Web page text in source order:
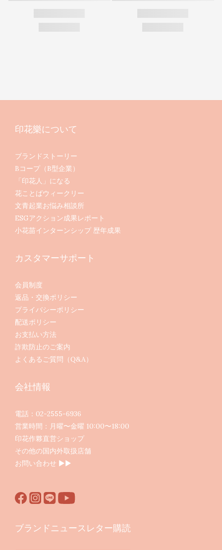
印花樂について
ブランドストーリー
Bコープ（B型企業）
「印花人」になる
花ことばウィークリー
文青起業お悩み相談所
ESGアクション成果レポート
小花苗インターンシップ 歴年成果
カスタマーサポート
会員制度
返品・交換ポリシー
プライバシーポリシー
配送ポリシー
お支払い方法
詐欺防止のご案内
よくあるご質問（Q&A）
会社情報
電話：02-2555-6936
営業時間：月曜〜金曜 10:00〜18:00
印花作夥直営ショップ
その他の国内外取扱店舗
お問い合わせ ▶︎▶︎
ブランドニュースレター購読